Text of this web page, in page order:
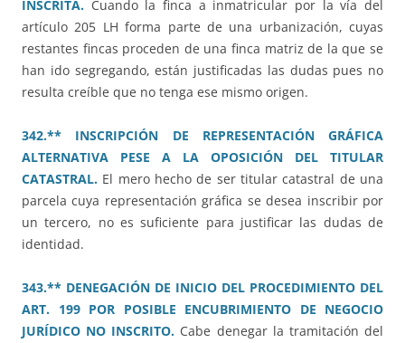
INSCRITA. Cuando la finca a inmatricular por la vía del
artículo 205 LH forma parte de una urbanización, cuyas
restantes fincas proceden de una finca matriz de la que se
han ido segregando, están justificadas las dudas pues no
resulta creíble que no tenga ese mismo origen.
342.** INSCRIPCIÓN DE REPRESENTACIÓN GRÁFICA
ALTERNATIVA PESE A LA OPOSICIÓN DEL TITULAR
CATASTRAL. El mero hecho de ser titular catastral de una
parcela cuya representación gráfica se desea inscribir por
un tercero, no es suficiente para justificar las dudas de
identidad.
343.** DENEGACIÓN DE INICIO DEL PROCEDIMIENTO DEL
ART. 199 POR POSIBLE ENCUBRIMIENTO DE NEGOCIO
JURÍDICO NO INSCRITO. Cabe denegar la tramitación del